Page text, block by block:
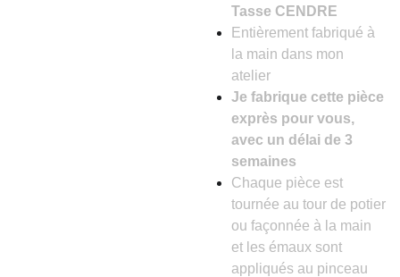
Tasse CENDRE
Entièrement fabriqué à
la main dans mon
atelier
Je fabrique cette pièce
exprès pour vous,
avec un délai de 3
semaines
Chaque pièce est
tournée au tour de potier
ou façonnée à la main
et les émaux sont
appliqués au pinceau